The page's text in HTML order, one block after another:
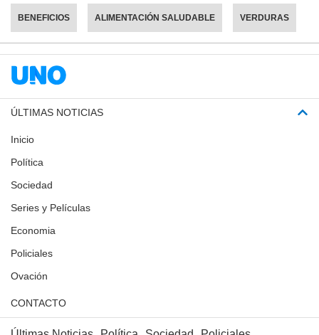
BENEFICIOS ALIMENTACIÓN SALUDABLE VERDURAS
ÚLTIMAS NOTICIAS
Inicio
Política
Sociedad
Series y Películas
Economia
Policiales
Ovación
CONTACTO